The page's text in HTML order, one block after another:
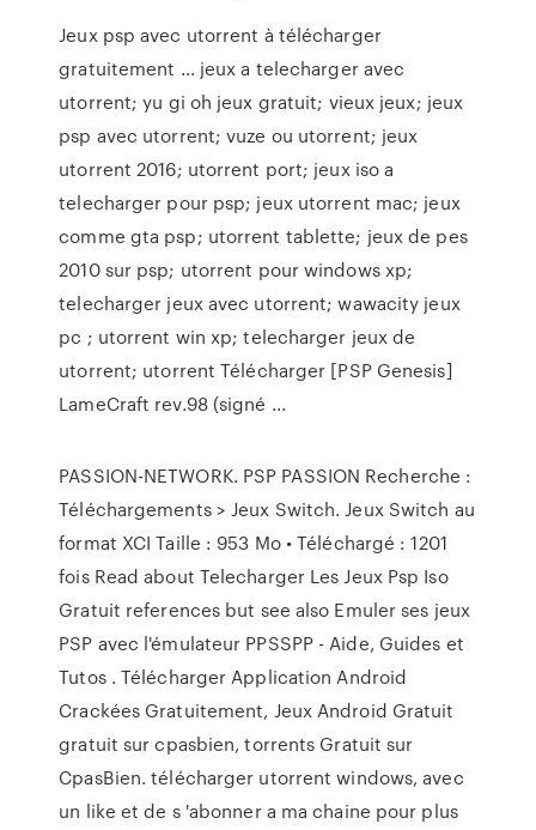
Jeux psp avec utorrent à télécharger
gratuitement ... jeux a telecharger avec
utorrent; yu gi oh jeux gratuit; vieux jeux; jeux
psp avec utorrent; vuze ou utorrent; jeux
utorrent 2016; utorrent port; jeux iso a
telecharger pour psp; jeux utorrent mac; jeux
comme gta psp; utorrent tablette; jeux de pes
2010 sur psp; utorrent pour windows xp;
telecharger jeux avec utorrent; wawacity jeux
pc ; utorrent win xp; telecharger jeux de
utorrent; utorrent Télécharger [PSP Genesis]
LameCraft rev.98 (signé ...
PASSION-NETWORK. PSP PASSION Recherche :
Téléchargements > Jeux Switch. Jeux Switch au
format XCI Taille : 953 Mo • Téléchargé : 1201
fois Read about Telecharger Les Jeux Psp Iso
Gratuit references but see also Emuler ses jeux
PSP avec l'émulateur PPSSPP - Aide, Guides et
Tutos . Télécharger Application Android
Crackées Gratuitement, Jeux Android Gratuit
gratuit sur cpasbien, torrents Gratuit sur
CpasBien. télécharger utorrent windows, avec
un like et de s 'abonner a ma chaine pour plus